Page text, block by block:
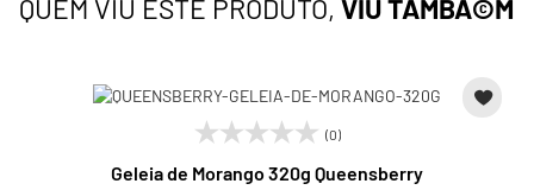
QUEM VIU ESTE PRODUTO, VIU TAMBÃ©M
(0)
Geleia de Morango 320g Queensberry